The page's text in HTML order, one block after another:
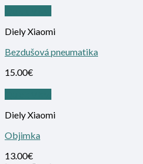
Diely Xiaomi
Bezdušová pneumatika
15.00€
Diely Xiaomi
Objimka
13.00€